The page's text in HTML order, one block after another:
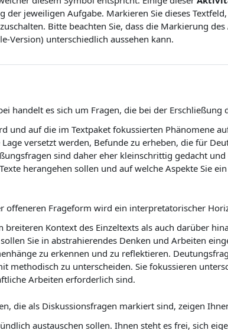
der jeweiligen Aufgabe. Markieren Sie dieses
Bitte beachten Sie, dass die Markierung
Version) unterschiedlich aussehen kann.
handelt es sich um Fragen, die bei der
und auf die im Textpaket fokussierten Phänomene
versetzt werden, Befunde zu erheben, die für
sind daher eher kleinschrittig gedacht
herangehen sollen und auf welche Aspekte Sie
offeneren Frageform wird ein interpretatorischer
breiteren Kontext des Einzeltexts als auch darüber
Sie in abstrahierendes Denken und Arbeiten
zu erkennen und zu reflektieren.
methodisch zu unterscheiden. Sie fokussieren
Arbeiten erforderlich sind.
die als Diskussionsfragen markiert sind, zeigen
austauschen sollen. Ihnen steht es frei, sich